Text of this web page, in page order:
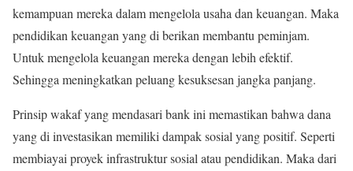
kemampuan mereka dalam mengelola usaha dan keuangan. Maka
pendidikan keuangan yang di berikan membantu peminjam.
Untuk mengelola keuangan mereka dengan lebih efektif.
Sehingga meningkatkan peluang kesuksesan jangka panjang.
Prinsip wakaf yang mendasari bank ini memastikan bahwa dana
yang di investasikan memiliki dampak sosial yang positif. Seperti
membiayai proyek infrastruktur sosial atau pendidikan. Maka dari